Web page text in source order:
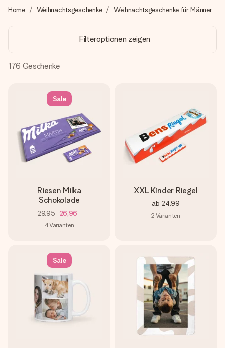
+49 39292 929695
Montag - Freitag : 8:30 - 17:00 Uhr
Samstag - Sonntag : 8:30 - 13:00 Uhr
Home Weihnachtsgeschenke Weihnachtsgeschenke für Männer
Filteroptionen zeigen
176 Geschenke
Sale
Riesen Milka
Schokolade
29,95 26,96
4Varianten
XXL Kinder Riegel
ab 24,99
2 Varianten
Sale